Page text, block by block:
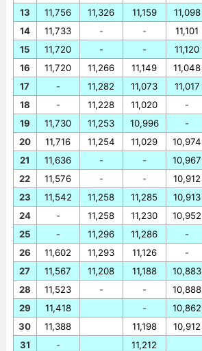
13
14
15
16
17
18
19
20
21
22
23
24
25
26
27
28
29
30
31
11,756
11,733
11,720
11,720
-
-
11,730
11,716
11,636
11,576
11,542
-
-
11,602
11,567
11,523
11,418
11,388
-
11,326
-
-
11,266
11,282
11,228
11,253
11,254
-
-
11,258
11,258
11,296
11,293
11,208
-
11,159
-
-
11,149
11,073
11,020
10,996
11,029
-
-
11,285
11,230
11,286
11,126
11,188
-
-
11,198
11,212
11,098
11,101
11,120
11,048
11,017
-
-
10,974
10,967
10,912
10,913
10,952
-
-
10,883
10,888
10,862
10,912